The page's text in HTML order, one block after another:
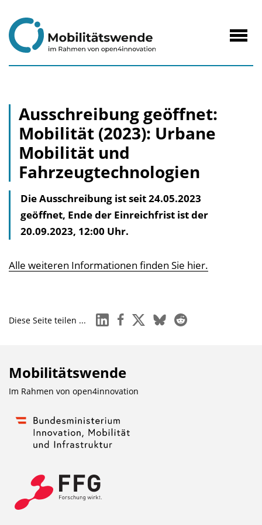
Inhalt
Ausschreibung geöffnet:
Mobilität (2023): Urbane
Mobilität und
Fahrzeugtechnologien
Die Ausschreibung ist seit 24.05.2023
geöffnet, Ende der Einreichfrist ist der
20.09.2023, 12:00 Uhr.
Alle weiteren Informationen finden Sie hier.
Diese Seite teilen ... linkedinfacebook
x blueskyreddit
Mobilitätswende
Im Rahmen von open4innovation